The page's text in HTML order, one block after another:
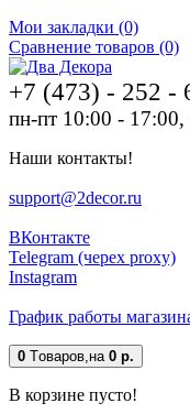
Мои закладки (0)
Сравнение товаров (0)
+7 (473) - 252 -
пн-пт 10:00 -
Наши контакты!
support@2decor.ru
ВКонтакте
Telegram (черех proxy)
Instagram
График работы
0 Tоваров, на 0 р.
В корзине пусто!